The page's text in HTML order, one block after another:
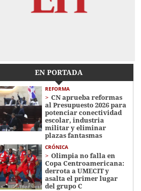
EN PORTADA
REFORMA
CN aprueba reformas
al Presupuesto 2026 para
potenciar conectividad
escolar, industria
militar y eliminar
plazas fantasmas
CRÓNICA
Olimpia no falla en
Copa Centroamericana:
derrota a UMECIT y
asalta el primer lugar
del grupo C